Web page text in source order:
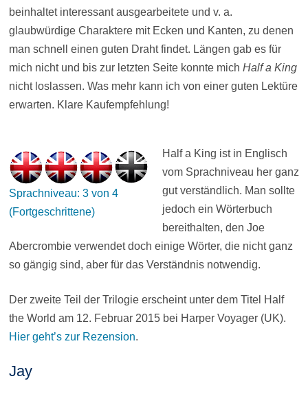
beinhaltet interessant ausgearbeitete und v. a.
glaubwürdige Charaktere mit Ecken und Kanten, zu denen
man schnell einen guten Draht findet. Längen gab es für
mich nicht und bis zur letzten Seite konnte mich Half a King
nicht loslassen. Was mehr kann ich von einer guten Lektüre
erwarten. Klare Kaufempfehlung!
Sprachniveau: 3 von 4
(Fortgeschrittene)
Half a King ist in Englisch
vom Sprachniveau her ganz
gut verständlich. Man sollte
jedoch ein Wörterbuch
bereithalten, den Joe
Abercrombie verwendet doch einige Wörter, die nicht ganz
so gängig sind, aber für das Verständnis notwendig.
Der zweite Teil der Trilogie erscheint unter dem Titel Half
the World am 12. Februar 2015 bei Harper Voyager (UK).
Hier geht’s zur Rezension.
Jay